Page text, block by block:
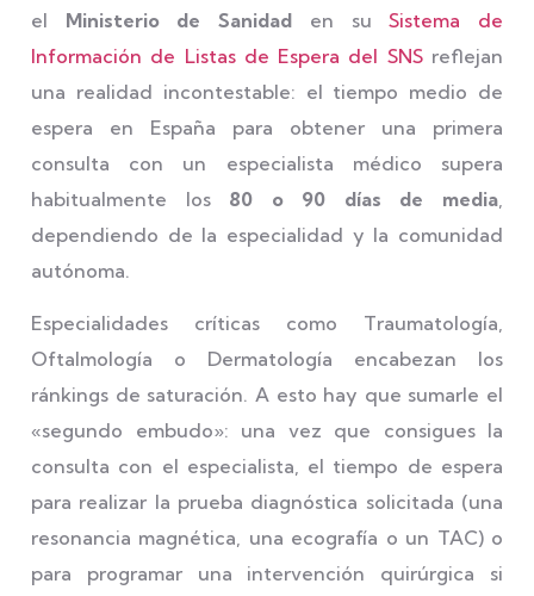
el Ministerio de Sanidad en suSistema de
Información de Listas de Espera del SNSreflejan
una realidad incontestable: el tiempo medio de
espera en España para obtener una primera
consulta con un especialista médico supera
habitualmente los 80 o 90 días de media
dependiendo de la especialidad y la comunidad
autónoma.
Especialidades críticas como Traumatología,
Oftalmología o Dermatología encabezan los
ránkings de saturación. A esto hay que sumarle el
«segundo embudo»: una vez que consigues la
consulta con el especialista, el tiempo de espera
para realizar la prueba diagnóstica solicitada (una
resonancia magnética, una ecografía o un TAC) o
para programar una intervención quirúrgica si